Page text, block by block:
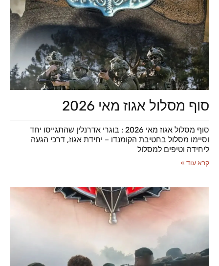
סוף מסלול אגוז מאי 2026
סוף מסלול אגוז מאי 2026 : בוגרי אדרנלין שהתגייסו יחד
וסיימו מסלול בחטיבת הקומנדו – יחידת אגוז, דרכי הגעה
ליחידה וטיפים למסלול
קרא עוד »